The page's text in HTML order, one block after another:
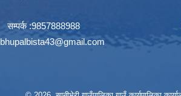
सम्पर्क :9857888988
bhupalbista43@gmail.com